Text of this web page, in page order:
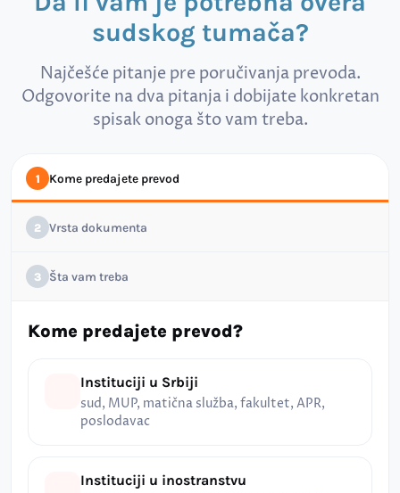
sudskog tumača?
Najčešće pitanje pre poručivanja prevoda.
Odgovorite na dva pitanja i dobijate konkretan
spisak onoga što vam treba.
1 Kome predajete prevod
2 Vrsta dokumenta
3 Šta vam treba
Kome predajete prevod?
Instituciji u Srbiji
sud, MUP, matična služba, fakultet, APR,
poslodavac
Instituciji u inostranstvu